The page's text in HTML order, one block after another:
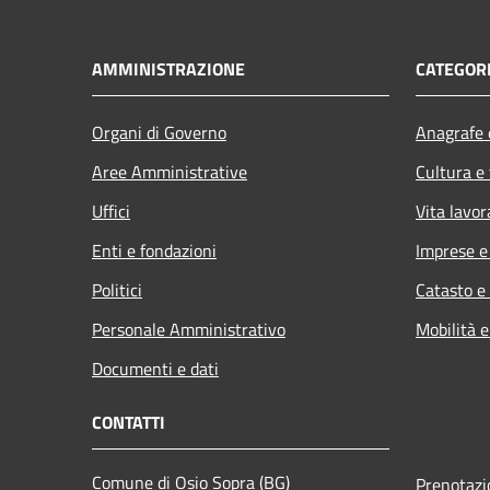
AMMINISTRAZIONE
Organi di Governo
Aree Amministrative
Uffici
Enti e fondazioni
Politici
Personale Amministrativo
Documenti e dati
Cultura
Vita
Imprese
Catasto
Mobilità
CONTATTI
Comune di Osio Sopra (BG)